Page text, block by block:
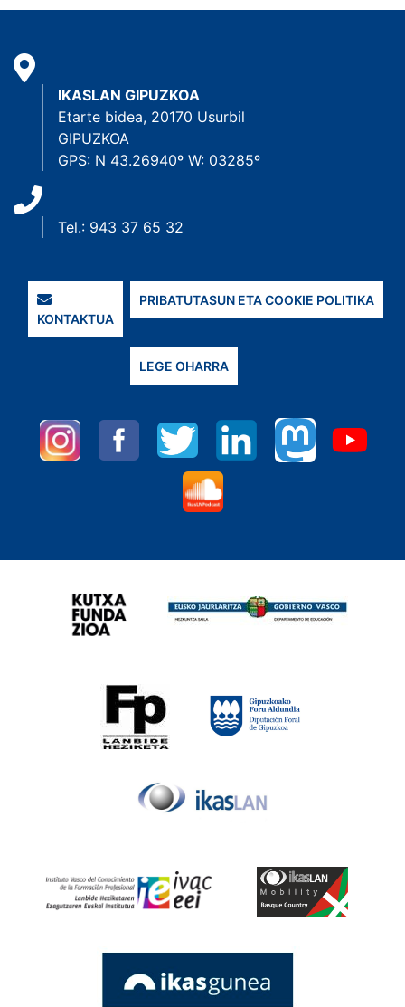
IKASLAN GIPUZKOA
Etarte bidea, 20170 Usurbil
GIPUZKOA
GPS: N 43.26940º W: 03285º
Tel.: 943 37 65 32
KONTAKTUA
PRIBATUTASUN ETA COOKIE POLITIKA
LEGE OHARRA